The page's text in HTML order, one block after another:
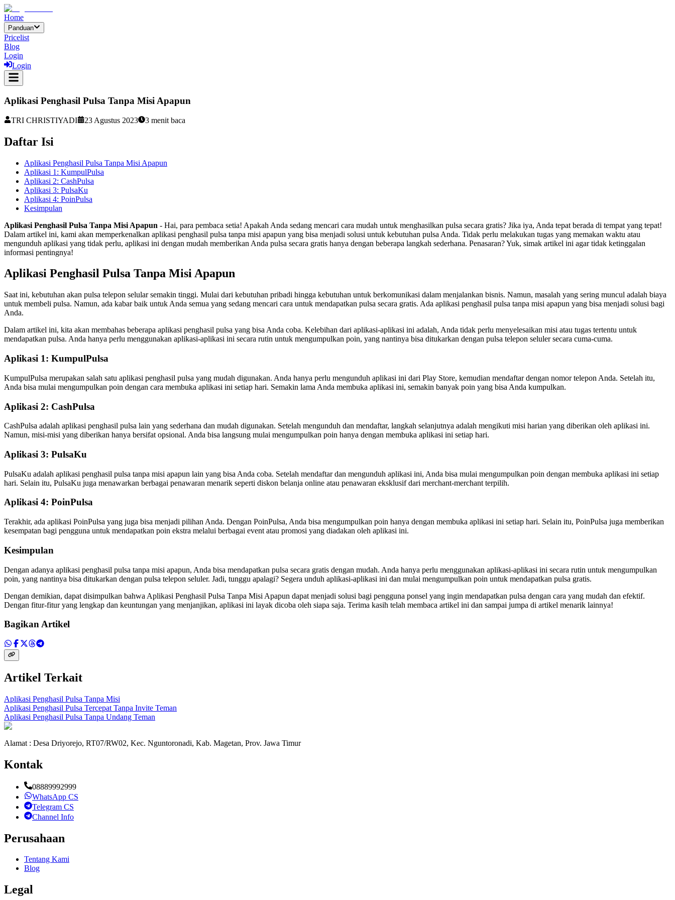
Home
Panduan
Pricelist
Blog
Login
Login
Aplikasi Penghasil Pulsa Tanpa Misi Apapun
TRI CHRISTIYADI 23 Agustus 2023 3 menit baca
Daftar Isi
Aplikasi Penghasil Pulsa Tanpa Misi Apapun
Aplikasi 1: KumpulPulsa
Aplikasi 2: CashPulsa
Aplikasi 3: PulsaKu
Aplikasi 4: PoinPulsa
Kesimpulan
Aplikasi Penghasil Pulsa Tanpa Misi Apapun - Hai, para pembaca setia! Apakah Anda sedang mencari cara mudah untuk menghasilkan pulsa secara gratis? Jika iya, Anda tepat berada di tempat yang tepat!
Dalam artikel ini, kami akan memperkenalkan aplikasi penghasil pulsa tanpa misi apapun yang bisa menjadi solusi untuk kebutuhan pulsa Anda. Tidak perlu melakukan tugas yang memakan waktu atau
mengunduh aplikasi yang tidak perlu, aplikasi ini dengan mudah memberikan Anda pulsa secara gratis hanya dengan beberapa langkah sederhana. Penasaran? Yuk, simak artikel ini agar tidak ketinggalan
informasi pentingnya!
Aplikasi Penghasil Pulsa Tanpa Misi Apapun
Saat ini, kebutuhan akan pulsa telepon selular semakin tinggi. Mulai dari kebutuhan pribadi hingga kebutuhan untuk berkomunikasi dalam menjalankan bisnis. Namun, masalah yang sering muncul adalah biaya
untuk membeli pulsa. Namun, ada kabar baik untuk Anda semua yang sedang mencari cara untuk mendapatkan pulsa secara gratis. Ada aplikasi penghasil pulsa tanpa misi apapun yang bisa menjadi solusi bagi
Anda.
Dalam artikel ini, kita akan membahas beberapa aplikasi penghasil pulsa yang bisa Anda coba. Kelebihan dari aplikasi-aplikasi ini adalah, Anda tidak perlu menyelesaikan misi atau tugas tertentu untuk
mendapatkan pulsa. Anda hanya perlu menggunakan aplikasi-aplikasi ini secara rutin untuk mengumpulkan poin, yang nantinya bisa ditukarkan dengan pulsa telepon seluler secara cuma-cuma.
Aplikasi 1: KumpulPulsa
KumpulPulsa merupakan salah satu aplikasi penghasil pulsa yang mudah digunakan. Anda hanya perlu mengunduh aplikasi ini dari Play Store, kemudian mendaftar dengan nomor telepon Anda. Setelah itu,
Anda bisa mulai mengumpulkan poin dengan cara membuka aplikasi ini setiap hari. Semakin lama Anda membuka aplikasi ini, semakin banyak poin yang bisa Anda kumpulkan.
Aplikasi 2: CashPulsa
CashPulsa adalah aplikasi penghasil pulsa lain yang sederhana dan mudah digunakan. Setelah mengunduh dan mendaftar, langkah selanjutnya adalah mengikuti misi harian yang diberikan oleh aplikasi ini.
Namun, misi-misi yang diberikan hanya bersifat opsional. Anda bisa langsung mulai mengumpulkan poin hanya dengan membuka aplikasi ini setiap hari.
Aplikasi 3: PulsaKu
PulsaKu adalah aplikasi penghasil pulsa tanpa misi apapun lain yang bisa Anda coba. Setelah mendaftar dan mengunduh aplikasi ini, Anda bisa mulai mengumpulkan poin dengan membuka aplikasi ini setiap
hari. Selain itu, PulsaKu juga menawarkan berbagai penawaran menarik seperti diskon belanja online atau penawaran eksklusif dari merchant-merchant terpilih.
Aplikasi 4: PoinPulsa
Terakhir, ada aplikasi PoinPulsa yang juga bisa menjadi pilihan Anda. Dengan PoinPulsa, Anda bisa mengumpulkan poin hanya dengan membuka aplikasi ini setiap hari. Selain itu, PoinPulsa juga memberikan
kesempatan bagi pengguna untuk mendapatkan poin ekstra melalui berbagai event atau promosi yang diadakan oleh aplikasi ini.
Kesimpulan
Dengan adanya aplikasi penghasil pulsa tanpa misi apapun, Anda bisa mendapatkan pulsa secara gratis dengan mudah. Anda hanya perlu menggunakan aplikasi-aplikasi ini secara rutin untuk mengumpulkan
poin, yang nantinya bisa ditukarkan dengan pulsa telepon seluler. Jadi, tunggu apalagi? Segera unduh aplikasi-aplikasi ini dan mulai mengumpulkan poin untuk mendapatkan pulsa gratis.
Dengan demikian, dapat disimpulkan bahwa Aplikasi Penghasil Pulsa Tanpa Misi Apapun dapat menjadi solusi bagi pengguna ponsel yang ingin mendapatkan pulsa dengan cara yang mudah dan efektif.
Dengan fitur-fitur yang lengkap dan keuntungan yang menjanjikan, aplikasi ini layak dicoba oleh siapa saja. Terima kasih telah membaca artikel ini dan sampai jumpa di artikel menarik lainnya!
Bagikan Artikel
Artikel Terkait
Aplikasi Penghasil Pulsa Tanpa Misi
Aplikasi Penghasil Pulsa Tercepat Tanpa Invite Teman
Aplikasi Penghasil Pulsa Tanpa Undang Teman
Alamat : Desa Driyorejo, RT07/RW02, Kec. Nguntoronadi, Kab. Magetan, Prov. Jawa Timur
Kontak
08889992999
WhatsApp CS
Telegram CS
Channel Info
Perusahaan
Tentang Kami
Blog
Legal